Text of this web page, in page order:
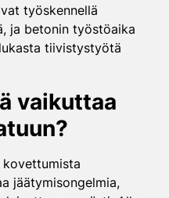
työskennellä
ja betonin työstöaika
tiivistystyötä
vaikuttaa
kovettumista
jäätymisongelmia,